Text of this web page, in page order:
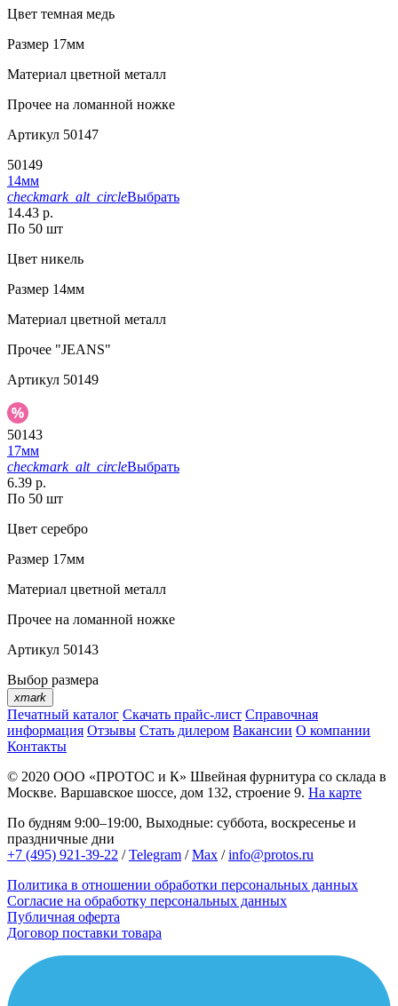
Цвет темная медь
Размер 17мм
Материал цветной металл
Прочее на ломанной ножке
Артикул 50147
50149
14мм
checkmark_alt_circleВыбрать
14.43 р.
По 50 шт
Цвет никель
Размер 14мм
Материал цветной металл
Прочее "JEANS"
Артикул 50149
50143
17мм
checkmark_alt_circleВыбрать
6.39 р.
По 50 шт
Цвет серебро
Размер 17мм
Материал цветной металл
Прочее на ломанной ножке
Артикул 50143
Выбор размера
xmark
Печатный каталог Скачать прайс-лист Справочная
информация Отзывы Стать дилером Вакансии О компании
Контакты
© 2020 ООО «ПРОТОС и К» Швейная фурнитура со склада в
Москве. Варшавское шоссе, дом 132, строение 9. На карте
По будням 9:00–19:00, Выходные: суббота, воскресенье и
праздничные дни
+7 (495) 921-39-22 /Telegram /Max /info@protos.ru
Политика в отношении обработки персональных данных
Согласие на обработку персональных данных
Публичная оферта
Договор поставки товара